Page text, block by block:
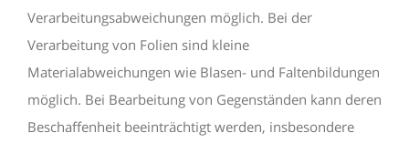
Verarbeitungsabweichungen möglich. Bei der
Verarbeitung von Folien sind kleine
Materialabweichungen wie Blasen- und Faltenbildungen
möglich. Bei Bearbeitung von Gegenständen kann deren
Beschaffenheit beeinträchtigt werden, insbesondere